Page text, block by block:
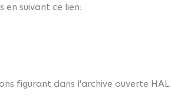
en suivant ce lien:
figurant dans l'archive ouverte HAL.